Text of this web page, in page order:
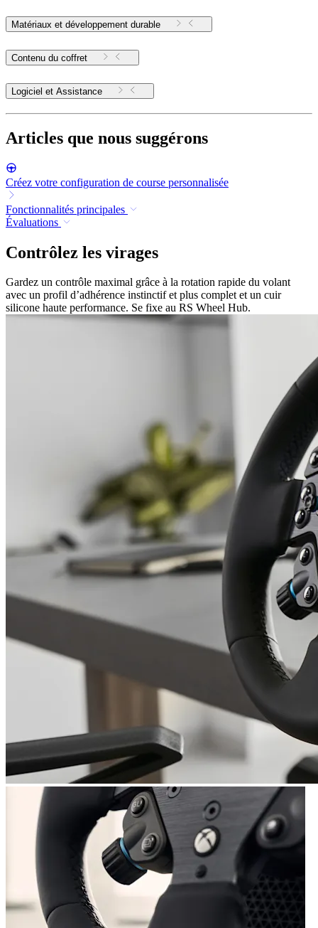
Matériaux et développement durable
Contenu du coffret
Logiciel et Assistance
Articles que nous suggérons
Créez votre configuration de course personnalisée
Fonctionnalités principales
Évaluations
Contrôlez les virages
Gardez un contrôle maximal grâce à la rotation rapide du volant
avec un profil d’adhérence instinctif et plus complet et un cuir
silicone haute performance. Se fixe au RS Wheel Hub.